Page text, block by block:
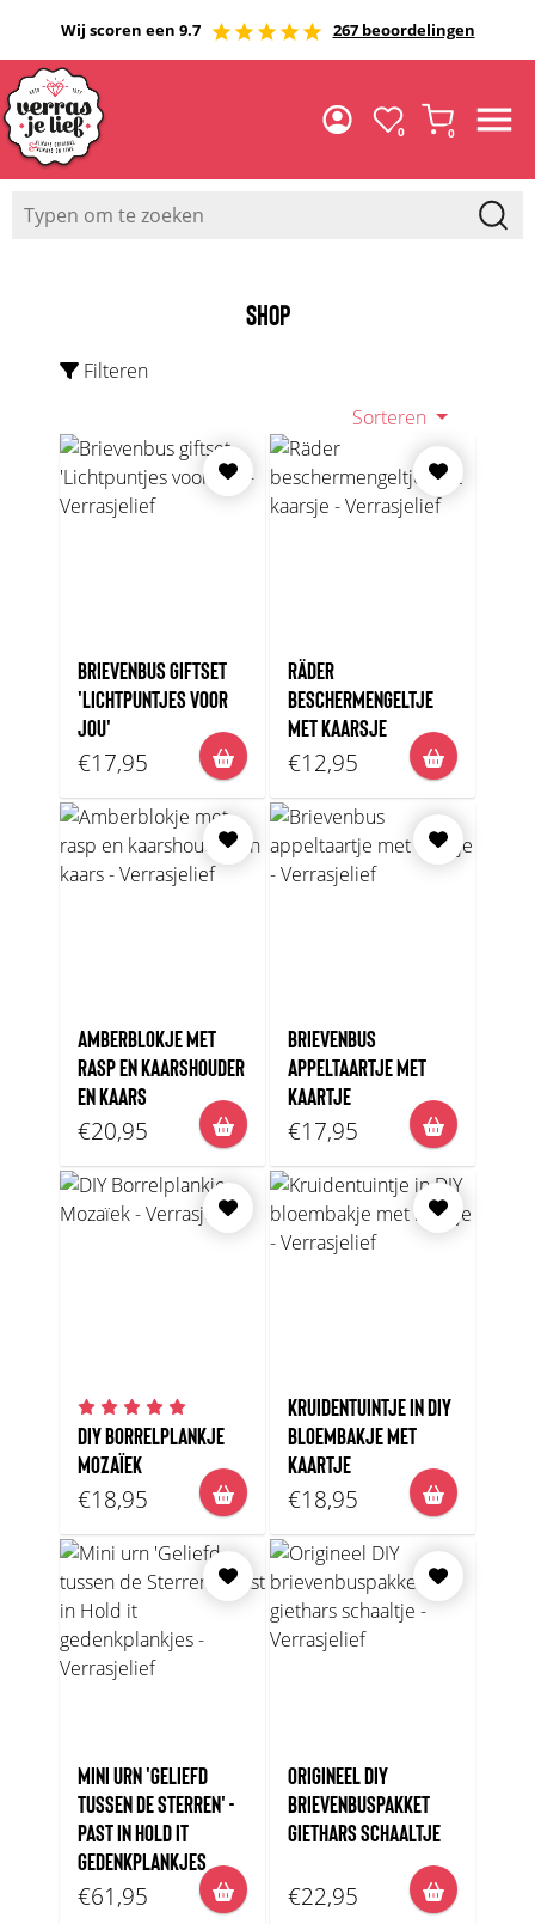
Wij scoren een 9.7 267 beoordelingen
0 0
SHOP
Filteren
Sorteren
BRIEVENBUS GIFTSET
'LICHTPUNTJES VOOR
JOU'
€17,95
RÄDER
BESCHERMENGELTJE
MET KAARSJE
€12,95
AMBERBLOKJE MET
RASP EN KAARSHOUDER
EN KAARS
€20,95
BRIEVENBUS
APPELTAARTJE MET
KAARTJE
€17,95
DIY BORRELPLANKJE
MOZAÏEK
€18,95
KRUIDENTUINTJE IN DIY
BLOEMBAKJE MET
KAARTJE
€18,95
MINI URN 'GELIEFD
TUSSEN DE STERREN' -
PAST IN HOLD IT
GEDENKPLANKJES
€61,95
ORIGINEEL DIY
BRIEVENBUSPAKKET
GIETHARS SCHAALTJE
€22,95